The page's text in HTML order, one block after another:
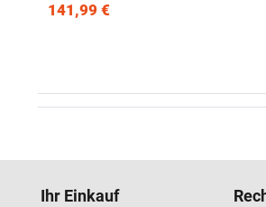
141,99 €
Ihr Einkauf